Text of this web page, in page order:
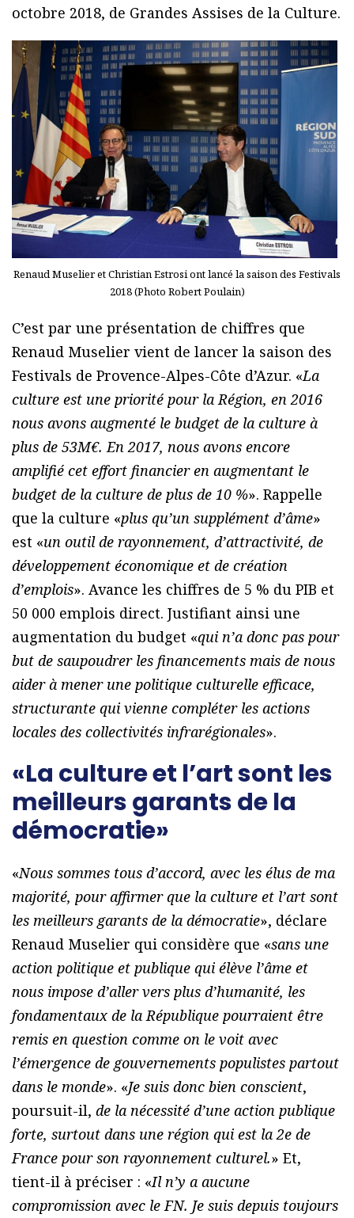
octobre 2018, de Grandes Assises de la Culture.
Renaud Muselier et Christian Estrosi ont lancé la saison des Festivals
2018 (Photo Robert Poulain)
C’est par une présentation de chiffres que
Renaud Muselier vient de lancer la saison des
Festivals de Provence-Alpes-Côte d’Azur. «La
culture est une priorité pour la Région, en 2016
nous avons augmenté le budget de la culture à
plus de 53M€. En 2017, nous avons encore
amplifié cet effort financier en augmentant le
budget de la culture de plus de 10 %». Rappelle
que la culture «plus qu’un supplément d’âme»
est «un outil de rayonnement, d’attractivité, de
développement économique et de création
d’emplois». Avance les chiffres de 5 % du PIB et
50 000 emplois direct. Justifiant ainsi une
augmentation du budget «qui n’a donc pas pour
but de saupoudrer les financements mais de nous
aider à mener une politique culturelle efficace,
structurante qui vienne compléter les actions
locales des collectivités infrarégionales».
«La culture et l’art sont les
meilleurs garants de la
démocratie»
«Nous sommes tous d’accord, avec les élus de ma
majorité, pour affirmer que la culture et l’art sont
les meilleurs garants de la démocratie», déclare
Renaud Muselier qui considère que «sans une
action politique et publique qui élève l’âme et
nous impose d’aller vers plus d’humanité, les
fondamentaux de la République pourraient être
remis en question comme on le voit avec
l’émergence de gouvernements populistes partout
dans le monde». «Je suis donc bien conscient,
poursuit-il, de la nécessité d’une action publique
forte, surtout dans une région qui est la 2e de
France pour son rayonnement culturel.» Et,
tient-il à préciser : «Il n’y a aucune
compromission avec le FN. Je suis depuis toujours